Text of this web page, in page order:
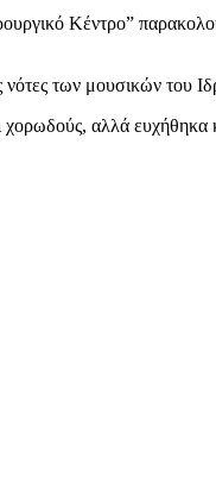
Κέντρο”
νότες των μουσικών του
χορωδούς, αλλά